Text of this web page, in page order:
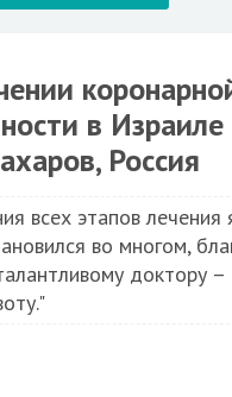
в Израиле
Россия
всех этапов лечения
во многом,
доктору –